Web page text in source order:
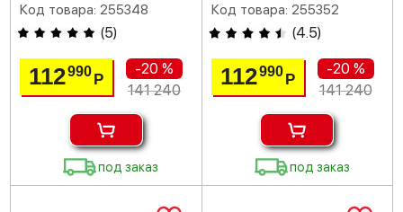
Код товара: 255348
(5)
112990Р
-20 %
141 240
под заказ
Код товара: 255352
(4.5)
112990 Р
-20 %
141 240
под заказ